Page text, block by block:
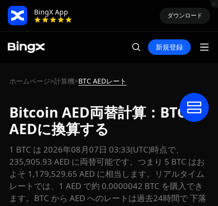
BingX App
ダウンロード
新規登録
ホームページ>計算機>BTC AEDレート
Bitcoin AED両替計算：BTCを
AEDに換算する
1 BTC は 2026年08月07日 03:33(UTC)時点で、
235,905.93 AED に両替可能です。つまり 5 BTC はお
よそ 1,179,529.65 AED に相当します。リアルタイム
レートでは、1 AED で約 0.0000042 BTC を購入でき
ます。BTC から AED へのレートは過去24時間で 下落